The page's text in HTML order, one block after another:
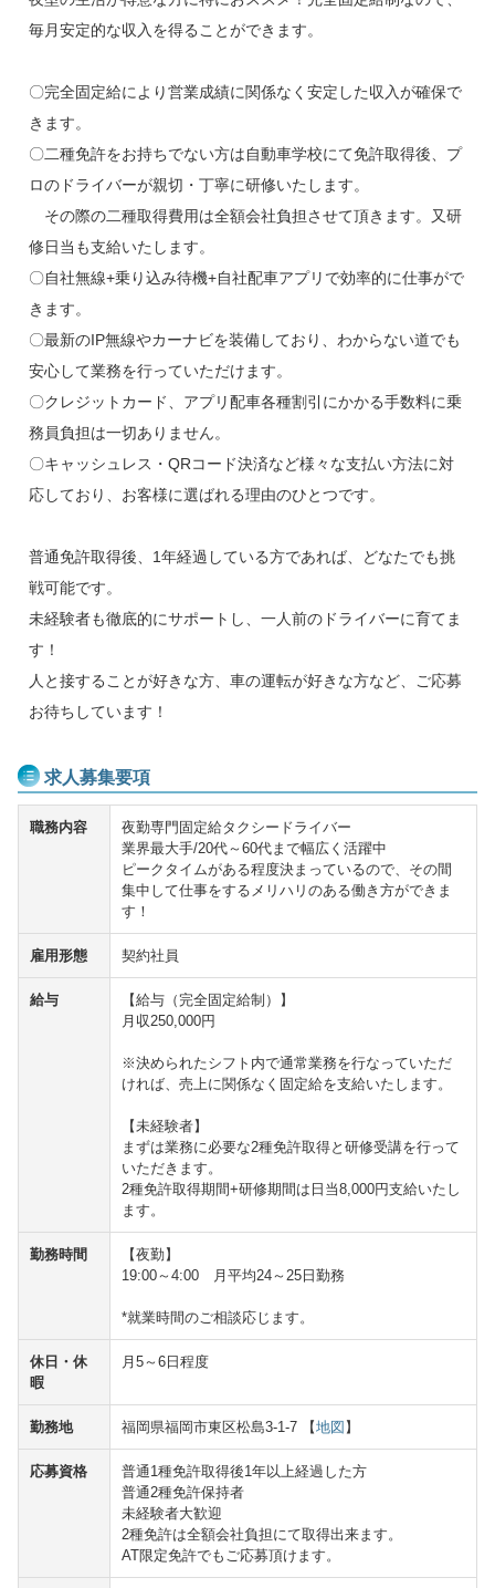
毎月安定的な収入を得ることができます。
〇完全固定給により営業成績に関係なく安定した収入が確保で
きます。
〇二種免許をお持ちでない方は自動車学校にて免許取得後、プ
ロのドライバーが親切・丁寧に研修いたします。
その際の二種取得費用は全額会社負担させて頂きます。又研
修日当も支給いたします。
〇自社無線+乗り込み待機+自社配車アプリで効率的に仕事がで
きます。
〇最新のIP無線やカーナビを装備しており、わからない道でも
安心して業務を行っていただけます。
〇クレジットカード、アプリ配車各種割引にかかる手数料に乗
務員負担は一切ありません。
〇キャッシュレス・QRコード決済など様々な支払い方法に対
応しており、お客様に選ばれる理由のひとつです。
普通免許取得後、1年経過している方であれば、どなたでも挑
戦可能です。
未経験者も徹底的にサポートし、一人前のドライバーに育てま
す！
人と接することが好きな方、車の運転が好きな方など、ご応募
お待ちしています！
求人募集要項
職務内容
夜勤専門固定給タクシードライバー
業界最大手/20代～60代まで幅広く活躍中
ピークタイムがある程度決まっているので、その間
集中して仕事をするメリハリのある働き方ができま
す！
雇用形態 契約社員
給与
【給与（完全固定給制）】
月収250,000円
※決められたシフト内で通常業務を行なっていただ
ければ、売上に関係なく固定給を支給いたします。
【未経験者】
まずは業務に必要な2種免許取得と研修受講を行って
いただきます。
2種免許取得期間+研修期間は日当8,000円支給いたし
ます。
勤務時間
【夜勤】
19:00～4:00 月平均24～25日勤務
*就業時間のご相談応じます。
休日・休
暇
月5～6日程度
勤務地 福岡県福岡市東区松島3-1-7 【地図】
応募資格
普通1種免許取得後1年以上経過した方
普通2種免許保持者
未経験者大歓迎
2種免許は全額会社負担にて取得出来ます。
AT限定免許でもご応募頂けます。